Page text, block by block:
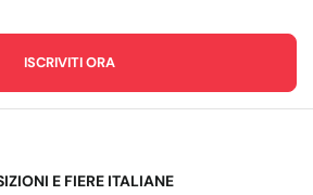
E FIERE ITALIANE